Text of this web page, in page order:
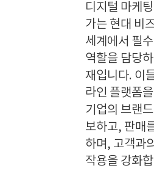
디지털 마케
가는 현대 비
세계에서 필
역할을 담당
재입니다. 이
라인 플랫폼
기업의 브랜
보하고, 판매
하며, 고객과
작용을 강화